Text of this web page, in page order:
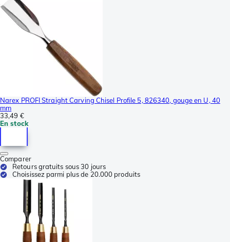
Narex PROFI Straight Carving Chisel Profile 5, 826340, gouge en U, 40
mm
33,49 €
En stock
Comparer
Retours gratuits sous 30 jours
Choisissez parmi plus de 20.000 produits